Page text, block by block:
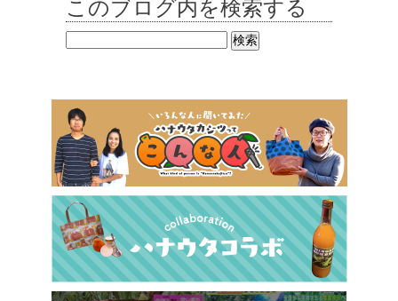
このブログ内を検索する